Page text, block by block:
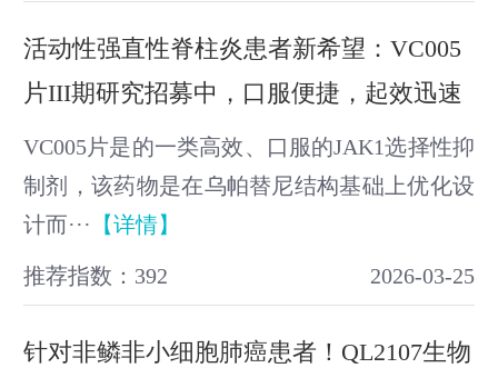
活动性强直性脊柱炎患者新希望：VC005
片III期研究招募中，口服便捷，起效迅速
VC005片是的一类高效、口服的JAK1选择性抑
制剂，该药物是在乌帕替尼结构基础上优化设
计而··· 【详情】
推荐指数：392 2026-03-25
针对非鳞非小细胞肺癌患者！QL2107生物